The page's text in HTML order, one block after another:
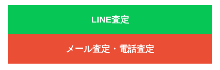
LINE査定
メール査定・電話査定